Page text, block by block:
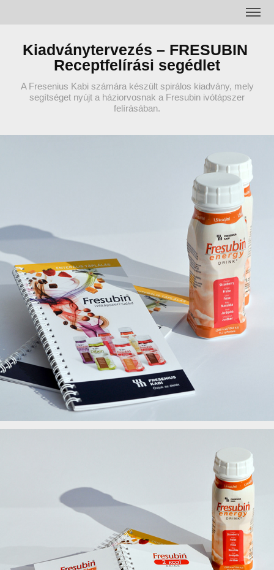
Kiadványtervezés – FRESUBIN
Receptfelírási segédlet
A Fresenius Kabi számára készült spirálos kiadvány, mely
segítséget nyújt a háziorvosnak a Fresubin ivótápszer
felírásában.